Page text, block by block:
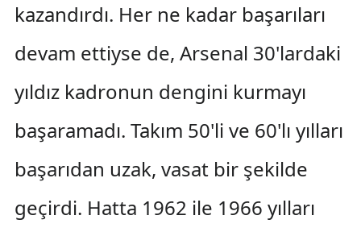
kazandırdı. Her ne kadar başarıları
devam ettiyse de, Arsenal 30'lardaki
yıldız kadronun dengini kurmayı
başaramadı. Takım 50'li ve 60'lı yılları
başarıdan uzak, vasat bir şekilde
geçirdi. Hatta 1962 ile 1966 yılları